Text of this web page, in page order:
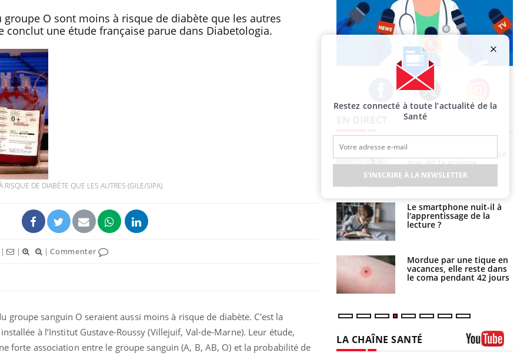
O sont moins à risque de diabète que les autres
conclut une étude française parue dans Diabetologia.
DE DIABÈTE QUE LES AUTRES (GILE/SIPA)
| | |Commenter
groupe sanguin O seraient aussi moins à risque de diabète. C’est la
à l’Institut Gustave-Roussy (Villejuif, Val-de-Marne). Leur étude,
forte association entre le groupe sanguin (A, B, AB, O) et la probabilité de
Facebook Twitter Instagram
freiner la propagation du
cancer ?
Pourquoi manger moins
que dit la science
Le smartphone nuit-il à
l'apprentissage de la
lecture ?
Mordue par une tique en
vacances, elle reste dans
le coma pendant 42 jours
barracuda, une petite fille
secourue grâce à un
réflexe essentiel
Légionellose en Suisse :
quelle est l’origine de la
contamination ?
Allergies alimentaires :
une nouvelle arme contre
les réactions sévères
LA CHAÎNE SANTÉ
Restez connecté à toute l’actualité de la
Santé
S'INSCRIRE À LA NEWSLETTER